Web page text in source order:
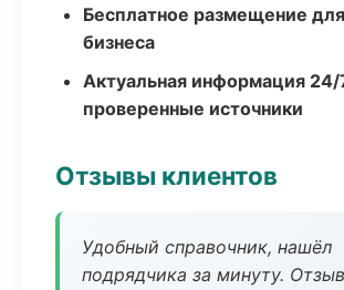
Бесплатное размещение
бизнеса
Актуальная информация 24/
проверенные источники
Отзывы клиентов
Удобный справочник, нашёл
подрядчика за минуту.